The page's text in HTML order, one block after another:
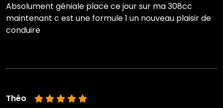
Absolument géniale place ce jour sur ma 308cc
maintenant c est une formule 1 un nouveau plaisir de
conduire
Théo